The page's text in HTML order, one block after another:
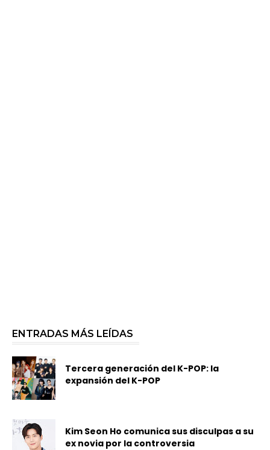
ENTRADAS MÁS LEÍDAS
Tercera generación del K-POP: la
expansión del K-POP
Kim Seon Ho comunica sus disculpas a su
ex novia por la controversia